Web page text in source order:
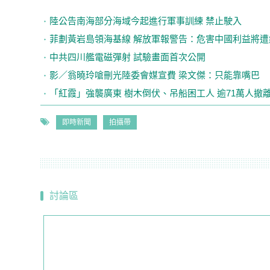
陸公告南海部分海域今起進行軍事訓練 禁止駛入
菲劃黃岩島領海基線 解放軍報警告：危害中國利益將
中共四川艦電磁彈射 試驗畫面首次公開
影／翁曉玲嗆刪光陸委會媒宣費 梁文傑：只能靠嘴巴
「紅霞」強襲廣東 樹木倒伏、吊船困工人 逾71萬人撤
即時新聞 拍攝帶
討論區